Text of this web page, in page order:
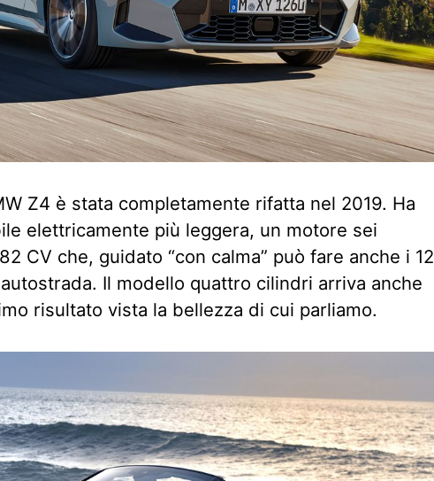
Z4 è stata completamente rifatta nel 2019. Ha
elettricamente più leggera, un motore sei
CV che, guidato “con calma” può fare anche i 12
Il modello quattro cilindri arriva anche
risultato vista la bellezza di cui parliamo.